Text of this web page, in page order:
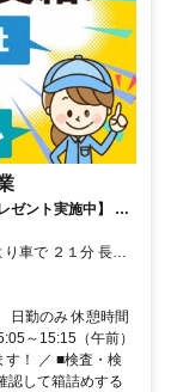
ント実施中】 土
、茂原市 市原
通勤可能です。
日勤のみ 休憩時間
～15:15（午前）
！ ／ ■検査・検
認して箱詰めする